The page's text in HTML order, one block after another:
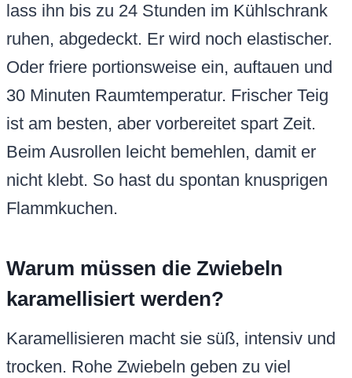
lass ihn bis zu 24 Stunden im Kühlschrank
ruhen, abgedeckt. Er wird noch elastischer.
Oder friere portionsweise ein, auftauen und
30 Minuten Raumtemperatur. Frischer Teig
ist am besten, aber vorbereitet spart Zeit.
Beim Ausrollen leicht bemehlen, damit er
nicht klebt. So hast du spontan knusprigen
Flammkuchen.
Warum müssen die Zwiebeln
karamellisiert werden?
Karamellisieren macht sie süß, intensiv und
trocken. Rohe Zwiebeln geben zu viel